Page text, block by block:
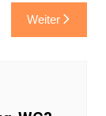
Weiter